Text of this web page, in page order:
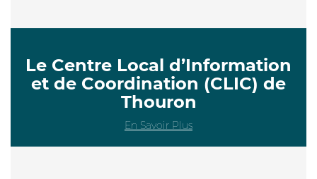
Le Centre Local d’Information
et de Coordination (CLIC) de
Thouron
En Savoir Plus